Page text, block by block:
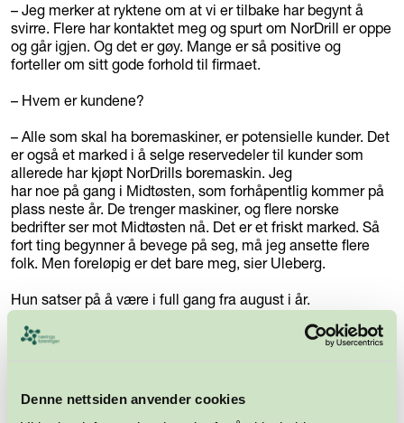
Denne nettsiden anvender cookies
– Jeg merker at ryktene om at vi er tilbake har begynt å
svirre. Flere har kontaktet meg og spurt om NorDrill er oppe
og går igjen. Og det er gøy. Mange er så positive og
forteller om sitt gode forhold til firmaet.
– Hvem er kundene?
– Alle som skal ha boremaskiner, er potensielle kunder. Det
er også et marked i å selge reservedeler til kunder som
allerede har kjøpt NorDrills boremaskin. Jeg
har noe på gang i Midtøsten, som forhåpentlig kommer på
plass neste år. De trenger maskiner, og flere norske
bedrifter ser mot Midtøsten nå. Det er et friskt marked. Så
fort ting begynner å bevege på seg, må jeg ansette flere
folk. Men foreløpig er det bare meg, sier Uleberg.
Hun satser på å være i full gang fra august i år.
– Da skal jeg bort på oljemessen i Stavanger og skaffe
bånn gass!